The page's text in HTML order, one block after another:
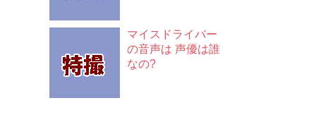
マイスドライバー
の音声は 声優は誰
なの?